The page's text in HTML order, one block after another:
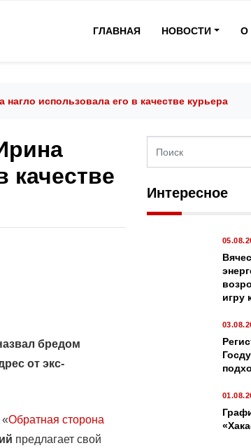
ГЛАВНАЯ НОВОСТИ О
использовала его в качестве курьера
качестве
бредом
от экс-
Обратная сторона
предлагает свой
Интересное
игру